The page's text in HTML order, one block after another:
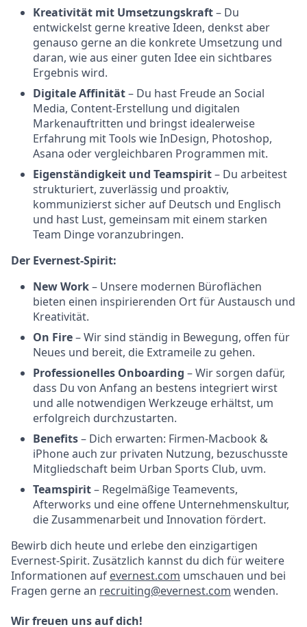
Kreativität mit Umsetzungskraft– Du
entwickelst gerne kreative Ideen, denkst aber
genauso gerne an die konkrete Umsetzung und
daran, wie aus einer guten Idee ein sichtbares
Ergebnis wird.
Digitale Affinität– Du hast Freude an Social
Media, Content-Erstellung und digitalen
Markenauftritten und bringst idealerweise
Erfahrung mit Tools wie InDesign, Photoshop,
Asana oder vergleichbaren Programmen mit.
Eigenständigkeit und Teamspirit– Du arbeitest
strukturiert, zuverlässig und proaktiv,
kommunizierst sicher auf Deutsch und Englisch
und hast Lust, gemeinsam mit einem starken
Team Dinge voranzubringen.
Der Evernest-Spirit:
New Work– Unsere modernen Büroflächen
bieten einen inspirierenden Ort für Austausch und
Kreativität.
On Fire– Wir sind ständig in Bewegung, offen für
Neues und bereit, die Extrameile zu gehen.
Professionelles Onboarding – Wir sorgen dafür,
dass Du von Anfang an bestens integriert wirst
und alle notwendigen Werkzeuge erhältst, um
erfolgreich durchzustarten.
Benefits– Dich erwarten: Firmen-Macbook &
iPhone auch zur privaten Nutzung, bezuschusste
Mitgliedschaft beim Urban Sports Club, uvm.
Teamspirit– Regelmäßige Teamevents,
Afterworks und eine offene Unternehmenskultur,
die Zusammenarbeit und Innovation fördert.
Bewirb dich heute und erlebe den einzigartigen
Evernest-Spirit. Zusätzlich kannst du dich für weitere
Informationen auf evernest.com umschauen und bei
Fragen gerne an recruiting@evernest.com wenden.
Wir freuen uns auf dich!